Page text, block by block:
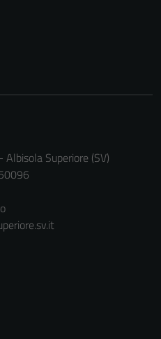
Superiore (SV)